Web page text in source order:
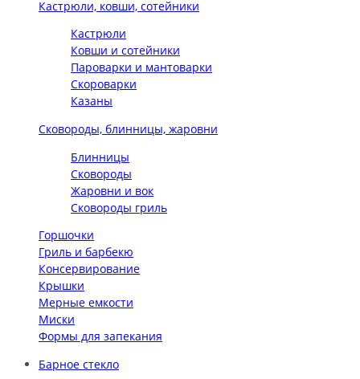
Кастрюли, ковши, сотейники
Кастрюли
Ковши и сотейники
Пароварки и мантоварки
Скороварки
Казаны
Сковороды, блинницы, жаровни
Блинницы
Сковороды
Жаровни и вок
Сковороды гриль
Горшочки
Гриль и барбекю
Консервирование
Крышки
Мерные емкости
Миски
Формы для запекания
Барное стекло